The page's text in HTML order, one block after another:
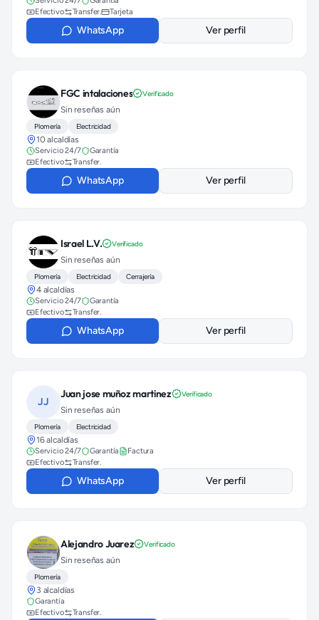
Efectivo
Transfer. Tarjeta
WhatsApp Ver perfil
FGC intalaciones Verificado
Sin reseñas aún
Plomería Electricidad
10 alcaldías
Servicio 24/7
Garantía
Efectivo
Transfer.
WhatsApp Ver perfil
Israel L.V. Verificado
Sin reseñas aún
Plomería Electricidad Cerrajería
4 alcaldías
Servicio 24/7
Garantía
Efectivo
Transfer.
WhatsApp Ver perfil
JJ
Juan jose muñoz martinez Verificado
Sin reseñas aún
Plomería Electricidad
16 alcaldías
Servicio 24/7 Garantía
Factura
Efectivo
Transfer.
WhatsApp Ver perfil
Alejandro Juarez Verificado
Sin reseñas aún
Plomería
3 alcaldías
Garantía
Efectivo
Transfer.